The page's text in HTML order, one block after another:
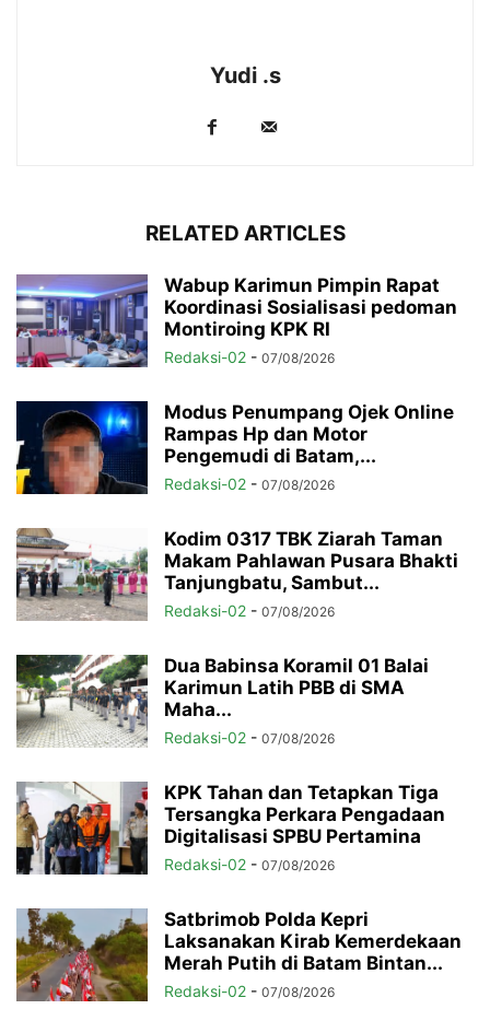
Yudi .s
RELATED ARTICLES
Wabup Karimun Pimpin Rapat
Koordinasi Sosialisasi pedoman
Montiroing KPK RI
Redaksi-02 - 07/08/2026
Modus Penumpang Ojek Online
Rampas Hp dan Motor
Pengemudi di Batam,...
Redaksi-02 - 07/08/2026
Kodim 0317 TBK Ziarah Taman
Makam Pahlawan Pusara Bhakti
Tanjungbatu, Sambut...
Redaksi-02 - 07/08/2026
Dua Babinsa Koramil 01 Balai
Karimun Latih PBB di SMA
Maha...
Redaksi-02 - 07/08/2026
KPK Tahan dan Tetapkan Tiga
Tersangka Perkara Pengadaan
Digitalisasi SPBU Pertamina
Redaksi-02 - 07/08/2026
Satbrimob Polda Kepri
Laksanakan Kirab Kemerdekaan
Merah Putih di Batam Bintan...
Redaksi-02 - 07/08/2026